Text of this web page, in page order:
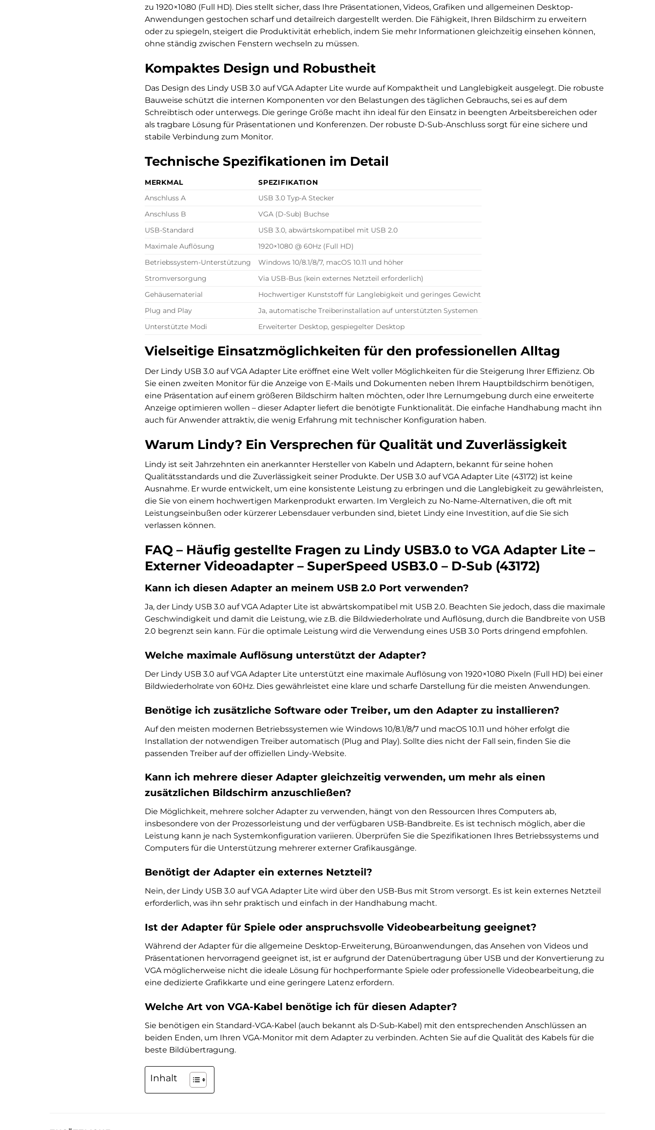
zu 1920×1080 (Full HD). Dies stellt sicher, dass Ihre Präsentationen, Videos, Grafiken und allgemeinen Desktop-
Anwendungen gestochen scharf und detailreich dargestellt werden. Die Fähigkeit, Ihren Bildschirm zu erweitern
oder zu spiegeln, steigert die Produktivität erheblich, indem Sie mehr Informationen gleichzeitig einsehen können,
ohne ständig zwischen Fenstern wechseln zu müssen.
Kompaktes Design und Robustheit
Das Design des Lindy USB 3.0 auf VGA Adapter Lite wurde auf Kompaktheit und Langlebigkeit ausgelegt. Die robuste
Bauweise schützt die internen Komponenten vor den Belastungen des täglichen Gebrauchs, sei es auf dem
Schreibtisch oder unterwegs. Die geringe Größe macht ihn ideal für den Einsatz in beengten Arbeitsbereichen oder
als tragbare Lösung für Präsentationen und Konferenzen. Der robuste D-Sub-Anschluss sorgt für eine sichere und
stabile Verbindung zum Monitor.
Technische Spezifikationen im Detail
MERKMAL
SPEZIFIKATION
Anschluss A
USB 3.0 Typ-A Stecker
Anschluss B
VGA (D-Sub) Buchse
USB-Standard
USB 3.0, abwärtskompatibel mit USB 2.0
Maximale Auflösung
1920×1080 @ 60Hz (Full HD)
Betriebssystem-Unterstützung
Windows 10/8.1/8/7, macOS 10.11 und höher
Stromversorgung
Via USB-Bus (kein externes Netzteil erforderlich)
Gehäusematerial
Hochwertiger Kunststoff für Langlebigkeit und geringes Gewicht
Plug and Play
Ja, automatische Treiberinstallation auf unterstützten Systemen
Unterstützte Modi
Erweiterter Desktop, gespiegelter Desktop
Vielseitige Einsatzmöglichkeiten für den professionellen Alltag
Der Lindy USB 3.0 auf VGA Adapter Lite eröffnet eine Welt voller Möglichkeiten für die Steigerung Ihrer Effizienz. Ob
Sie einen zweiten Monitor für die Anzeige von E-Mails und Dokumenten neben Ihrem Hauptbildschirm benötigen,
eine Präsentation auf einem größeren Bildschirm halten möchten, oder Ihre Lernumgebung durch eine erweiterte
Anzeige optimieren wollen – dieser Adapter liefert die benötigte Funktionalität. Die einfache Handhabung macht ihn
auch für Anwender attraktiv, die wenig Erfahrung mit technischer Konfiguration haben.
Warum Lindy? Ein Versprechen für Qualität und Zuverlässigkeit
Lindy ist seit Jahrzehnten ein anerkannter Hersteller von Kabeln und Adaptern, bekannt für seine hohen
Qualitätsstandards und die Zuverlässigkeit seiner Produkte. Der USB 3.0 auf VGA Adapter Lite (43172) ist keine
Ausnahme. Er wurde entwickelt, um eine konsistente Leistung zu erbringen und die Langlebigkeit zu gewährleisten,
die Sie von einem hochwertigen Markenprodukt erwarten. Im Vergleich zu No-Name-Alternativen, die oft mit
Leistungseinbußen oder kürzerer Lebensdauer verbunden sind, bietet Lindy eine Investition, auf die Sie sich
verlassen können.
FAQ – Häufig gestellte Fragen zu Lindy USB3.0 to VGA Adapter Lite –
Externer Videoadapter – SuperSpeed USB3.0 – D-Sub (43172)
Kann ich diesen Adapter an meinem USB 2.0 Port verwenden?
Ja, der Lindy USB 3.0 auf VGA Adapter Lite ist abwärtskompatibel mit USB 2.0. Beachten Sie jedoch, dass die maximale
Geschwindigkeit und damit die Leistung, wie z.B. die Bildwiederholrate und Auflösung, durch die Bandbreite von USB
2.0 begrenzt sein kann. Für die optimale Leistung wird die Verwendung eines USB 3.0 Ports dringend empfohlen.
Welche maximale Auflösung unterstützt der Adapter?
Der Lindy USB 3.0 auf VGA Adapter Lite unterstützt eine maximale Auflösung von 1920×1080 Pixeln (Full HD) bei einer
Bildwiederholrate von 60Hz. Dies gewährleistet eine klare und scharfe Darstellung für die meisten Anwendungen.
Benötige ich zusätzliche Software oder Treiber, um den Adapter zu installieren?
Auf den meisten modernen Betriebssystemen wie Windows 10/8.1/8/7 und macOS 10.11 und höher erfolgt die
Installation der notwendigen Treiber automatisch (Plug and Play). Sollte dies nicht der Fall sein, finden Sie die
passenden Treiber auf der offiziellen Lindy-Website.
Kann ich mehrere dieser Adapter gleichzeitig verwenden, um mehr als einen
zusätzlichen Bildschirm anzuschließen?
Die Möglichkeit, mehrere solcher Adapter zu verwenden, hängt von den Ressourcen Ihres Computers ab,
insbesondere von der Prozessorleistung und der verfügbaren USB-Bandbreite. Es ist technisch möglich, aber die
Leistung kann je nach Systemkonfiguration variieren. Überprüfen Sie die Spezifikationen Ihres Betriebssystems und
Computers für die Unterstützung mehrerer externer Grafikausgänge.
Benötigt der Adapter ein externes Netzteil?
Nein, der Lindy USB 3.0 auf VGA Adapter Lite wird über den USB-Bus mit Strom versorgt. Es ist kein externes Netzteil
erforderlich, was ihn sehr praktisch und einfach in der Handhabung macht.
Ist der Adapter für Spiele oder anspruchsvolle Videobearbeitung geeignet?
Während der Adapter für die allgemeine Desktop-Erweiterung, Büroanwendungen, das Ansehen von Videos und
Präsentationen hervorragend geeignet ist, ist er aufgrund der Datenübertragung über USB und der Konvertierung zu
VGA möglicherweise nicht die ideale Lösung für hochperformante Spiele oder professionelle Videobearbeitung, die
eine dedizierte Grafikkarte und eine geringere Latenz erfordern.
Welche Art von VGA-Kabel benötige ich für diesen Adapter?
Sie benötigen ein Standard-VGA-Kabel (auch bekannt als D-Sub-Kabel) mit den entsprechenden Anschlüssen an
beiden Enden, um Ihren VGA-Monitor mit dem Adapter zu verbinden. Achten Sie auf die Qualität des Kabels für die
beste Bildübertragung.
Inhalt